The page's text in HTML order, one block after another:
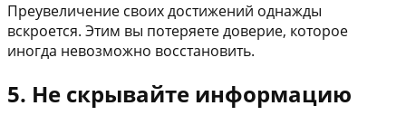
Преувеличение своих достижений однажды
вскроется. Этим вы потеряете доверие, которое
иногда невозможно восстановить.
5. Не скрывайте информацию